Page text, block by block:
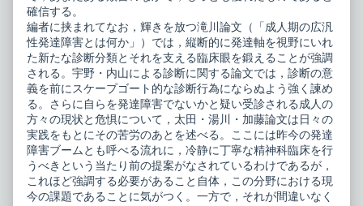
確信する。
編者に挟まれてなお，輝きを放つ滝川論文（「成人期の広汎
性発達障害とは何か」）では，縦断的に発達軸を視野にいれ
た新たな診断分類とそれを支える臨床眼を鍛えることが強調
される。宇野・内山による診断に関する論文では，診断の意
義を前にスケープゴート的な診断行為にならぬよう強く諫め
る。さらに自らを発達障害でないかと疑い受診される成人の
方々の現状と危惧について，太田・湯川・加藤論文は日々の
実践をもとにその苦労のあとを述べる。ここには昨今の発達
障害ブームとも呼べる流れに，冷静に丁寧な精神科臨床を行
うべきという当たり前の提案がなされているわけであるが，
これほど強調する必要があること自体，この分野における現
今の課題であることに気がつく。一方で，それが間違いなく